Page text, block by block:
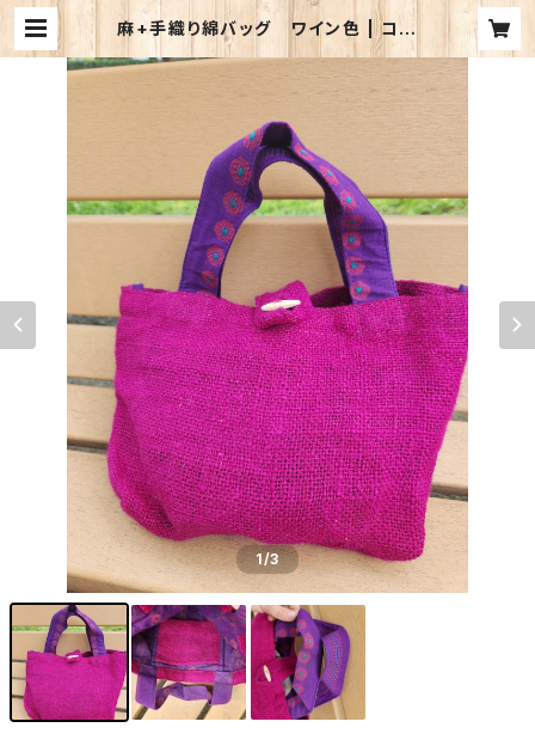
麻+手織り綿バッグ ワイン色 | コポ
トッコ・バングラデシュ
1/3